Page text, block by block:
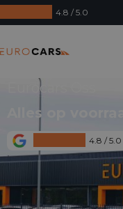
4.8 / 5.0
Eurocars Oss
Alles op
4.8 / 5.0